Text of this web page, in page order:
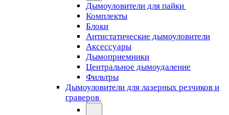
Дымоуловители для пайки
Комплекты
Блоки
Антистатические дымоуловители
Аксессуары
Дымоприемники
Центральное дымоудаление
Фильтры
Дымоуловители для лазерных резчиков и
граверов